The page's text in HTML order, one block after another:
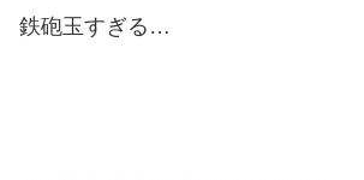
鉄砲玉すぎる…